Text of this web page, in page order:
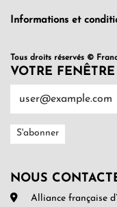
Informations et
Tous droits réservés ©
VOTRE
NOUS
Alliance française